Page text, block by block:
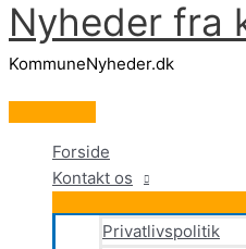
Gå
til
indholdet
Nyheder fra
KommuneNyheder.dk
Hovedmenu
Forside
Kontakt os
Privatlivspolitik